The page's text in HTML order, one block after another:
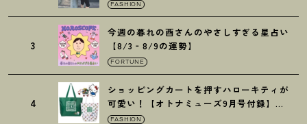
FASHION
3
今週の暮れの酉さんのやさしすぎる星占い
【8/3‐8/9の運勢】
FORTUNE
4
ショッピングカートを押すハローキティが
可愛い ！
【オトナミューズ9月号付録】紀
ノ国屋バッグ
FASHION